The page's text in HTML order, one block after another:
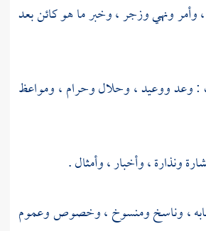
وأمر ونهي وزجر ، وخبر ما هو كائن بعد
: وعد ووعيد ، وحلال وحرام ، ومواعظ
ونذارة ، وأخبار ، وأمثال .
، وناسخ ومنسوخ ، وخصوص وعموم